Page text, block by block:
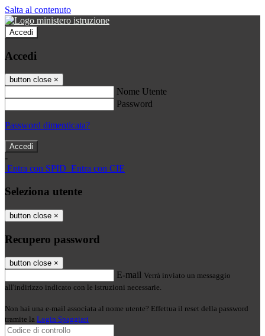
Salta al contenuto
Accedi
Accedi
button close ×
Nome Utente
Password
Password dimenticata?
-
Entra con SPID Entra con CIE
Seleziona utente
button close ×
Recupero password
button close ×
E-mail Verrà inviato un messaggio
all'indirizzo indicato con le istruzioni necessarie.
Non hai una e-mail associata al nome utente? Effettua il reset della password
tramite la Login Spaggiari